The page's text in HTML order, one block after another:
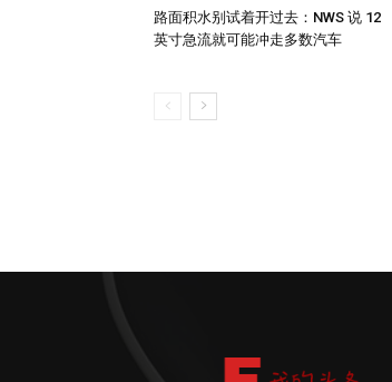
路面积水别试着开过去：NWS 说 12
英寸急流就可能冲走多数汽车